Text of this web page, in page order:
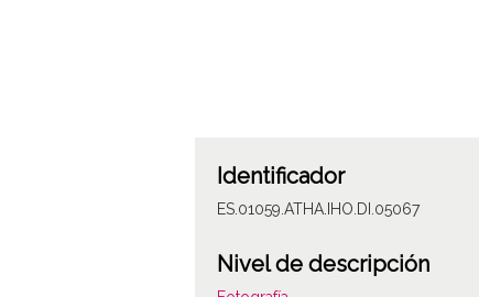
Identificador
ES.01059.ATHA.IHO.DI.05067
Nivel de descripción